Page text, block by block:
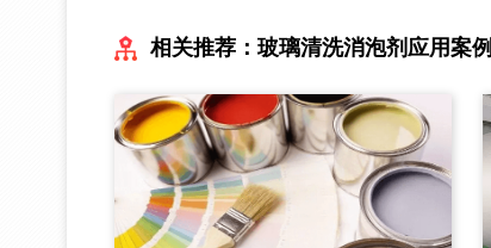
相关推荐：玻璃清洗消泡剂应用案例